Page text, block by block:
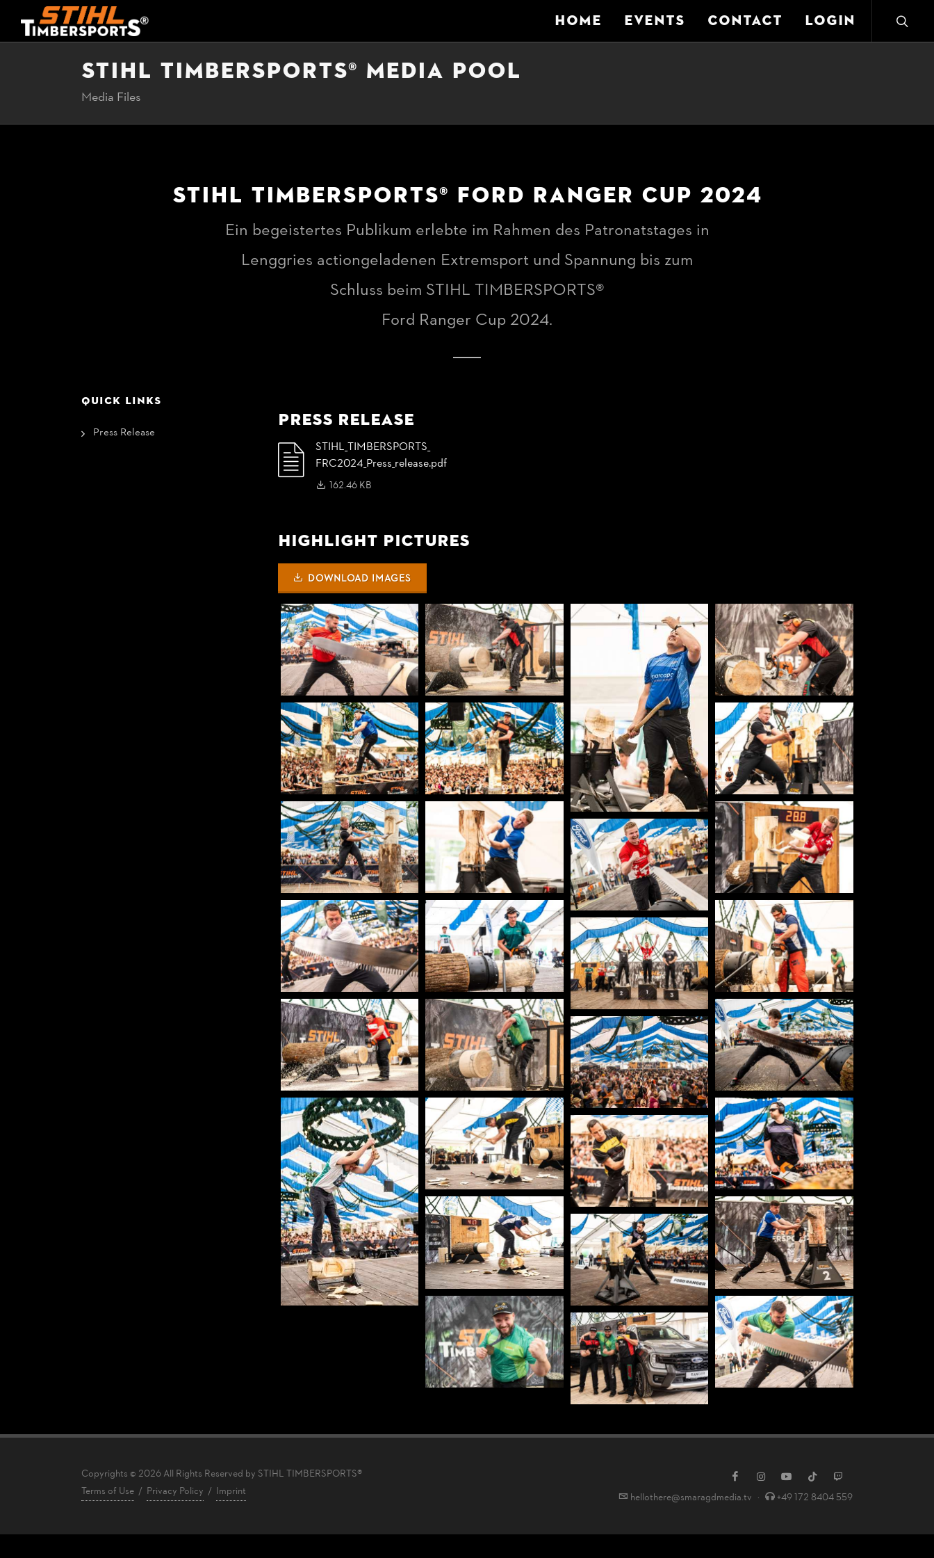
HOME EVENTS CONTACT LOGIN
STIHL TIMBERSPORTS® MEDIA POOL
Media Files
STIHL TIMBERSPORTS® FORD RANGER CUP 2024
Ein begeistertes Publikum erlebte im Rahmen des Patronatstages in
Lenggries actiongeladenen Extremsport und Spannung bis zum
Schluss beim STIHL TIMBERSPORTS®
Ford Ranger Cup 2024.
QUICK LINKS
Press Release
Press Release
STIHL_TIMBERSPORTS_
FRC2024_Press_release.pdf
162.46 KB
Highlight Pictures
DOWNLOAD IMAGES
Copyrights © 2026 All Rights Reserved by STIHL TIMBERSPORTS®
Terms of Use / Privacy Policy / Imprint hellothere@smaragdmedia.tv · +49 172 8404 559